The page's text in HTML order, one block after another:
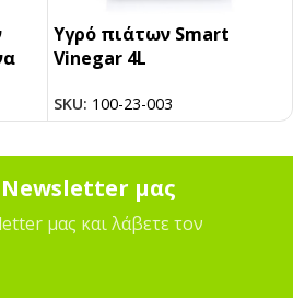
Υγρό πιάτων Smart
Vinegar 4L
SKU: 100-23-003
Newsletter μας
μας και λάβετε τον